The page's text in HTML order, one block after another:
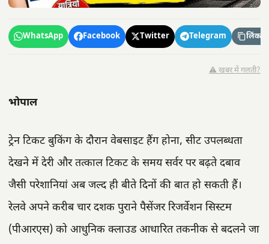
WhatsApp Facebook Twitter Telegram लिंक
⚠️ खबर में गलती?
भोपाल
ट्रेन टिकट बुकिंग के दौरान वेबसाइट हैंग होना, सीट उपलब्धता
देखने में देरी और तत्काल टिकट के समय सर्वर पर बढ़ते दबाव
जैसी परेशानियां अब जल्द ही बीते दिनों की बात हो सकती हैं।
रेलवे अपने करीब चार दशक पुराने पैसेंजर रिजर्वेशन सिस्टम
(पीआरएस) को आधुनिक क्लाउड आधारित तकनीक से बदलने जा